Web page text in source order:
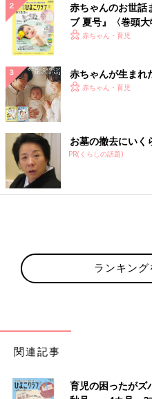
赤ちゃんのお世話
ブ 夏号』〈巻頭
く！ おっぱい・ミ
赤ちゃん・育児
赤ちゃんが生まれ
赤ちゃん・育児
お墓の撤去にいく
PR(くらしの話題)
ランキン
関連記事
育児の困ったがズ